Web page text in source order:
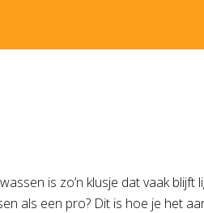
is zo’n klusje dat vaak blijft
als een pro? Dit is hoe je het